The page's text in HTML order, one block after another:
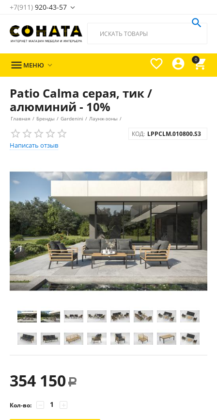
+7(911) 920-43-57 
0




 МЕНЮ 
Patio Calma серая, тик /
алюминий - 10%
Главная / Бренды / Gardenini / Лаунж-зоны /
Написать отзыв
КОД: LPPCLM.010800.S3
354 150 Р
Кол-во: +
−